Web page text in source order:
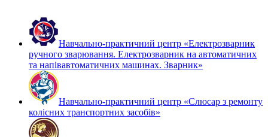
Навчально-практичний центр «Електрозварник
ручного зварювання. Електрозварник на автоматичних
та напівавтоматичних машинах. Зварник»
Навчально-практичний центр «Слюсар з ремонту
колісних транспортних засобів»